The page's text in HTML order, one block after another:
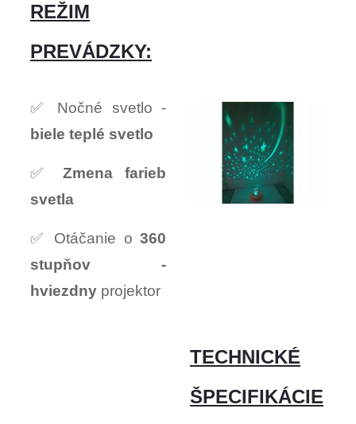
REŽIM
PREVÁDZKY:
✅ Nočné svetlo -
biele teplé svetlo
✅ Zmena farieb
svetla
✅ Otáčanie o 360
stupňov -
hviezdny projektor
TECHNICKÉ
ŠPECIFIKÁCIE